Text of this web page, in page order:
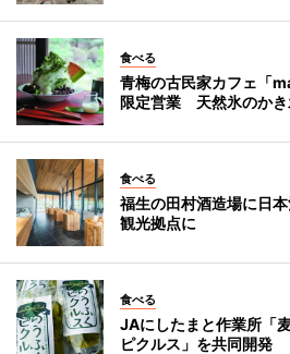
食べる
青梅の古民家カフェ「
限定営業 天然氷のかき
食べる
福生の田村酒造場に日
観光拠点に
食べる
JAにしたまと作業所「
ピクルス」を共同開発